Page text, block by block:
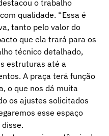
o trabalho
qualidade. “Essa é
tanto pelo valor do
que ela trará para os
técnico detalhado,
estruturas até a
A praça terá função
o que nos dá muita
os ajustes solicitados
esse espaço